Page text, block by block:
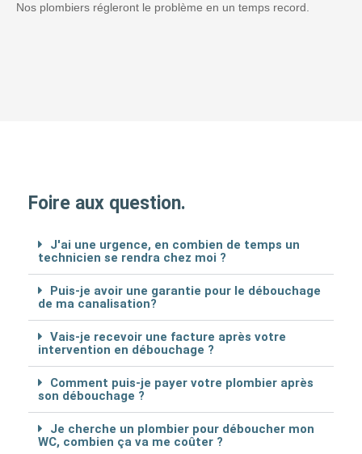
Nos plombiers régleront le problème en un temps record.
Foire aux question.
J'ai une urgence, en combien de temps un
technicien se rendra chez moi ?
Puis-je avoir une garantie pour le débouchage
de ma canalisation?
Vais-je recevoir une facture après votre
intervention en débouchage ?
Comment puis-je payer votre plombier après
son débouchage ?
Je cherche un plombier pour déboucher mon
WC, combien ça va me coûter ?